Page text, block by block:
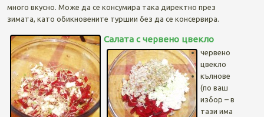
много вкусно. Може да се консумира така директно през
зимата, като обикновените туршии без да се консервира.
Салата с червено цвекло
червено
цвекло
кълнове
(по ваш
избор – в
тази има